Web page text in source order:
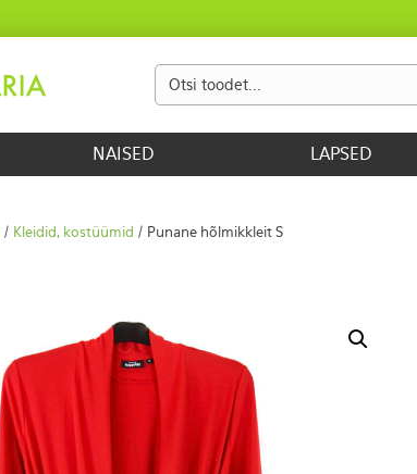
NAISED LAPSED
/ Kleidid, kostüümid / Punane hõlmikkleit S